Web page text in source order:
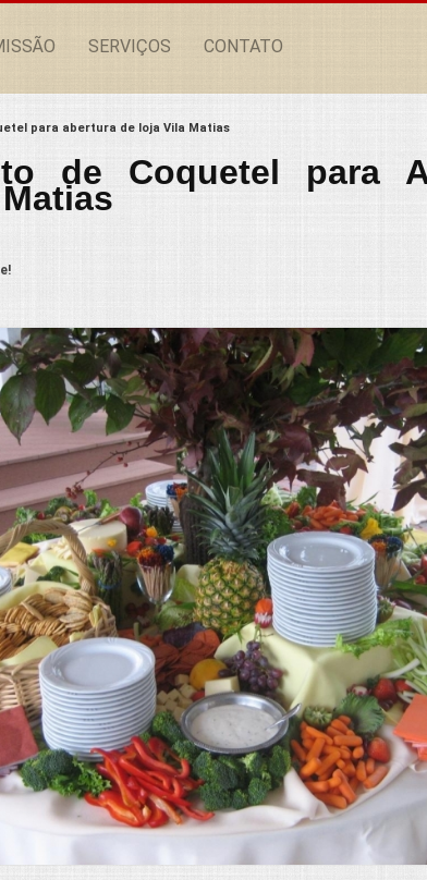
SERVIÇOS CONTATO
para abertura de loja Vila Matias
de Coquetel para